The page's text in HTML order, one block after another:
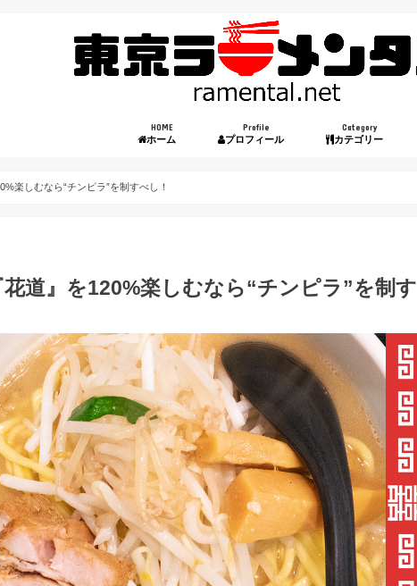
HOME
ホーム
Profile
プロフィール
Category
カテゴリー
楽しむなら“チンピラ”を制すべし！
道』を120%楽しむなら“チンピラ”を制す